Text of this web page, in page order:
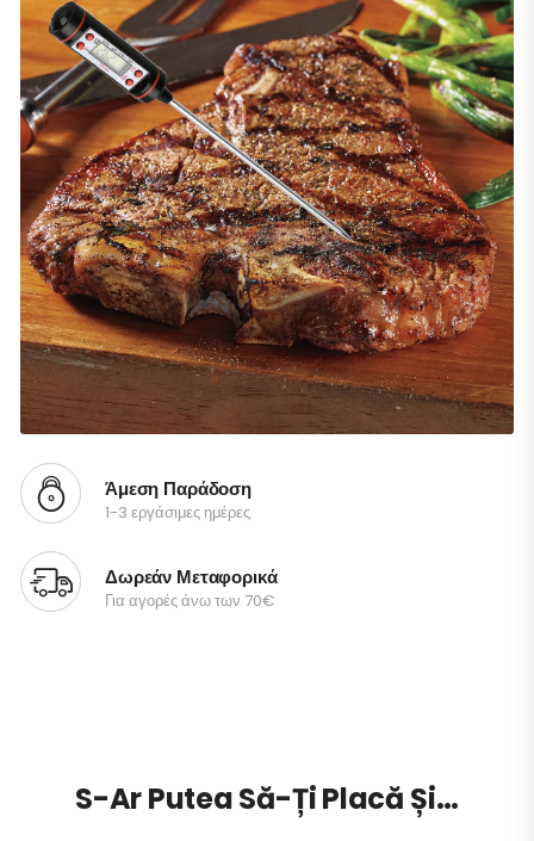
Άμεση Παράδοση
1-3 εργάσιμες ημέρες
Δωρεάν Μεταφορικά
Για αγορές άνω των 70€
S-Ar Putea Să-Ți Placă Și…